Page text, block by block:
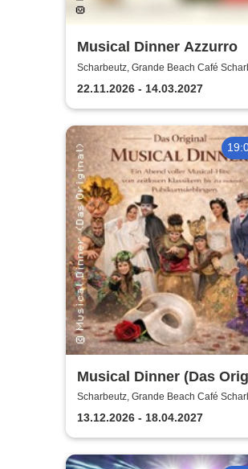
Musical Dinner Azzurro
Scharbeutz, Grande Beach Café
22.11.2026 - 14.03.2027
Musical Dinner (Das
Scharbeutz, Grande Beach Café
13.12.2026 - 18.04.2027